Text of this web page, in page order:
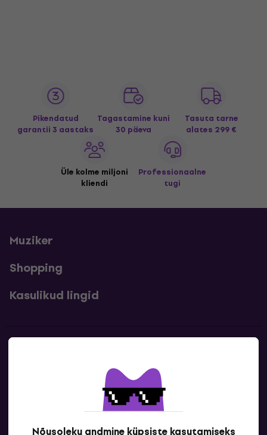
Nõusoleku andmine küpsiste kasutamiseks
Pikendatud
garantii 3 aastaks
Tagastamine kuni
30 päeva
Tasuta tarne
alates 299 €
Üle kolme miljoni
kliendi
Professionaalne
tugi
Muziker
Shopping
Kasulikud lingid
Kontaktandmed